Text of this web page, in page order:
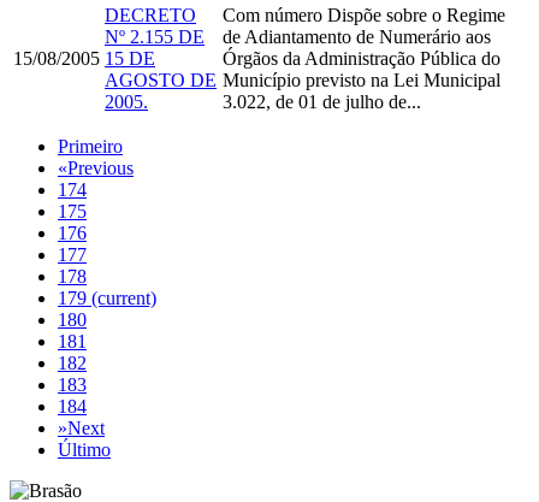
15/08/2005
DECRETO
Nº 2.155 DE
15 DE
AGOSTO DE
2005.
Com número Dispõe sobre o Regime
de Adiantamento de Numerário aos
Órgãos da Administração Pública do
Município previsto na Lei Municipal
3.022, de 01 de julho de...
Primeiro
«Previous
174
175
176
177
178
179 (current)
180
181
182
183
184
»Next
Último